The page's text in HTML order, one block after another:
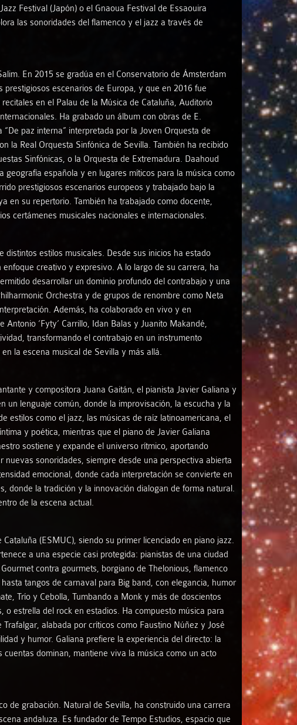
Festival (Japón) o el Gnaoua Festival de Essaouira
las sonoridades del flamenco y el jazz a través de
En 2015 se gradúa en el Conservatorio de Ámsterdam
escenarios de Europa, y que en 2016 fue
en el Palau de la Música de Cataluña, Auditorio
Ha grabado un álbum con obras de E.
paz interna” interpretada por la Joven Orquesta de
la Real Orquesta Sinfónica de Sevilla. También ha recibido
Sinfónicas, o la Orquesta de Extremadura. Daahoud
española y en lugares míticos para la música como
prestigiosos escenarios europeos y trabajado bajo la
en su repertorio. También ha trabajado como docente,
certámenes musicales nacionales e internacionales.
estilos musicales. Desde sus inicios ha estado
creativo y expresivo. A lo largo de su carrera, ha
desarrollar un dominio profundo del contrabajo y una
Orchestra y de grupos de renombre como Neta
Además, ha colaborado en vivo y en
‘Fyty’ Carrillo, Idan Balas y Juanito Makandé,
transformando el contrabajo en un instrumento
la escena musical de Sevilla y más allá.
y compositora Juana Gaitán, el pianista Javier Galiana y
un lenguaje común, donde la improvisación, la escucha y la
estilos como el jazz, las músicas de raíz latinoamericana, el
y poética, mientras que el piano de Javier Galiana
sostiene y expande el universo rítmico, aportando
sonoridades, siempre desde una perspectiva abierta
emocional, donde cada interpretación se convierte en
donde la tradición y la innovación dialogan de forma natural.
de la escena actual.
(ESMUC), siendo su primer licenciado en piano jazz.
a una especie casi protegida: pianistas de una ciudad
contra gourmets, borgiano de Thelonious, flamenco
tangos de carnaval para Big band, con elegancia, humor
Trío y Cebolla, Tumbando a Monk y más de doscientos
estrella del rock en estadios. Ha compuesto música para
alabada por críticos como Faustino Núñez y José
y humor. Galiana prefiere la experiencia del directo: la
dominan, mantiene viva la música como un acto
de grabación. Natural de Sevilla, ha construido una carrera
andaluza. Es fundador de Tempo Estudios, espacio que